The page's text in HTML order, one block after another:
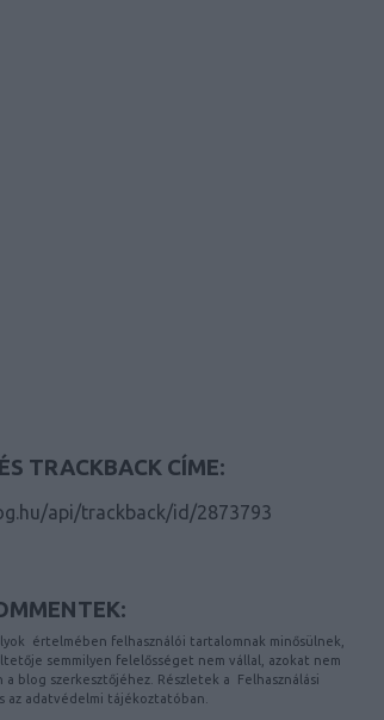
TRACKBACK CÍME:
api/trackback/id/2873793
értelmében felhasználói tartalomnak minősülnek,
semmilyen felelősséget nem vállal, azokat nem
blog szerkesztőjéhez. Részletek a Felhasználási
az adatvédelmi tájékoztatóban